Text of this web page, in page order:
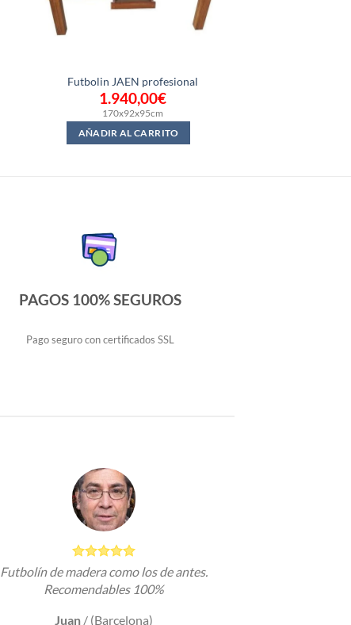
Futbolin JAEN profesional
1.940,00€
170x92x95cm
AÑADIR AL CARRITO
PAGOS 100% SEGUROS
Pago seguro con certificados SSL
Futbolín de madera como los de antes.
Recomendables 100%
Juan / (Barcelona)